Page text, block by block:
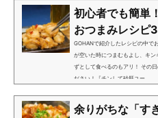
初心者でも簡単
おつまみレシピ
GOHANで紹介したレシピの中で
が空いた時につまむもよし、キ
ずとして食べるのもアリ！ その
ださい！『チンして砂肝ユー...
余りがちな「す